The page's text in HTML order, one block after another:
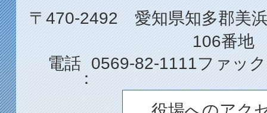
〒470-2492 愛知県知多郡美
106番地
電話
0569-82-1111ファッ